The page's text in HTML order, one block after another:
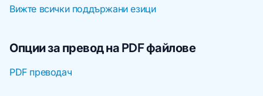
Вижте всички поддържани езици
Опции за превод на PDF файлове
PDF преводач